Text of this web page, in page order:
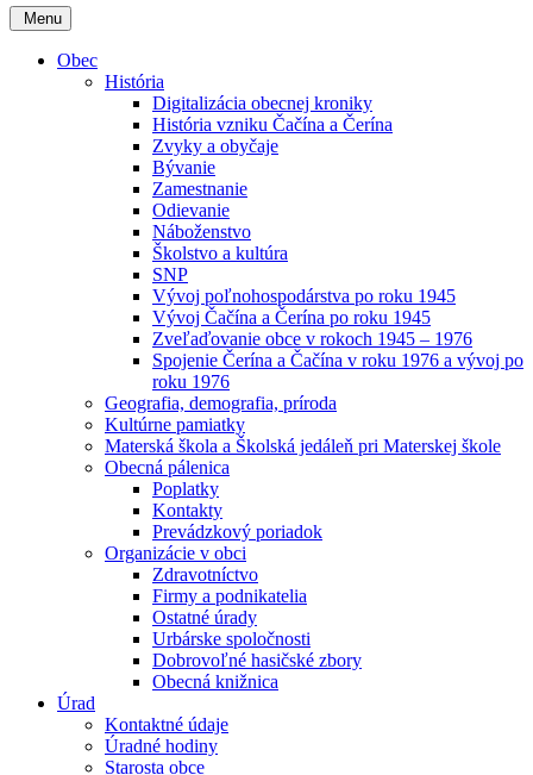
Menu
Obec
História
Digitalizácia obecnej kroniky
História vzniku Čačína a Čerína
Zvyky a obyčaje
Bývanie
Zamestnanie
Odievanie
Náboženstvo
Školstvo a kultúra
SNP
Vývoj poľnohospodárstva po roku 1945
Vývoj Čačína a Čerína po roku 1945
Zveľaďovanie obce v rokoch 1945 – 1976
Spojenie Čerína a Čačína v roku 1976 a vývoj po
roku 1976
Geografia, demografia, príroda
Kultúrne pamiatky
Materská škola a Školská jedáleň pri Materskej škole
Obecná pálenica
Poplatky
Kontakty
Prevádzkový poriadok
Organizácie v obci
Zdravotníctvo
Firmy a podnikatelia
Ostatné úrady
Urbárske spoločnosti
Dobrovoľné hasičské zbory
Obecná knižnica
Úrad
Kontaktné údaje
Úradné hodiny
Starosta obce